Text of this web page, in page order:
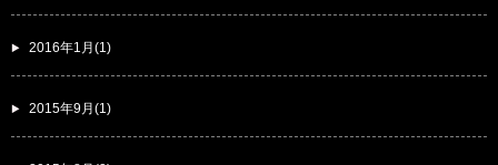
2016年1月(1)
2015年9月(1)